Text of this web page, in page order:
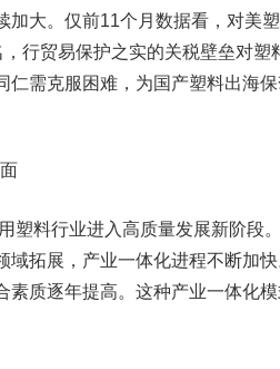
加大。仅前11个月数据看，对美
，行贸易保护之实的关税壁垒对
仁需克服困难，为国产塑料出海
塑料行业进入高质量发展新阶段
域拓展，产业一体化进程不断加
素质逐年提高。这种产业一体化